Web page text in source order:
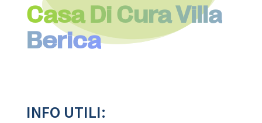
Casa Di Cura Villa
Berica
INFO UTILI: